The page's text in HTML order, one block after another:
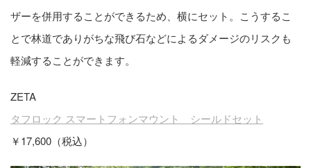
ザーを併用することができるため、横にセット。こうするこ
とで林道でありがちな飛び石などによるダメージのリスクも
軽減することができます。
ZETA
タフロック スマートフォンマウント シールドセット
￥17,600（税込）